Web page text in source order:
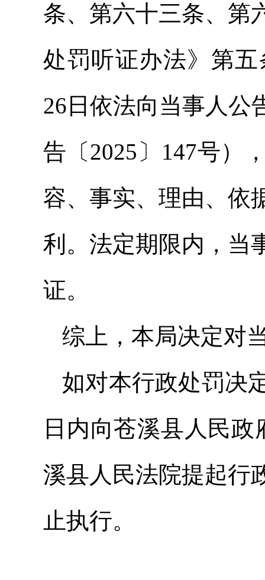
条、第六十三条、第
处罚听证办法》第
26日依法向当事人公
告〔2025〕147号）
容、事实、理由、依
利。法定期限内，当
证。
综上，本局决定对
如对本行政处罚决
日内向苍溪县人民
溪县人民法院提起行
止执行。